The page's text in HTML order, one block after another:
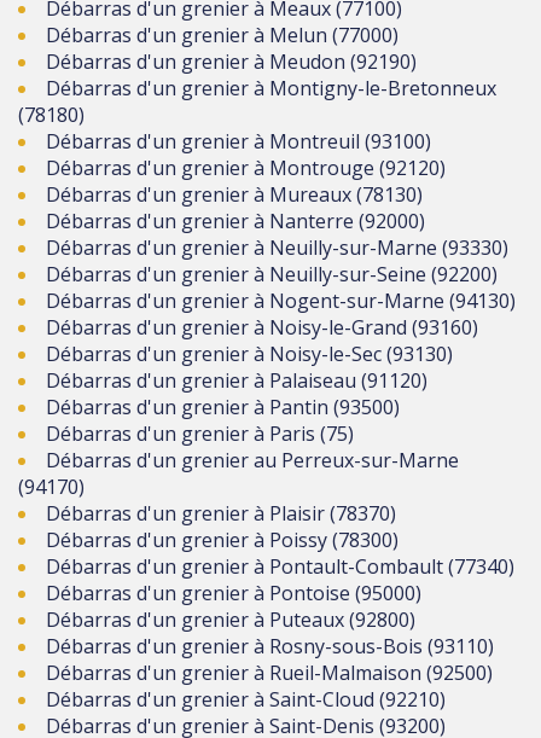
Débarras d'un grenier à Meaux (77100)
Débarras d'un grenier à Melun (77000)
Débarras d'un grenier à Meudon (92190)
Débarras d'un grenier à Montigny-le-Bretonneux
(78180)
Débarras d'un grenier à Montreuil (93100)
Débarras d'un grenier à Montrouge (92120)
Débarras d'un grenier à Mureaux (78130)
Débarras d'un grenier à Nanterre (92000)
Débarras d'un grenier à Neuilly-sur-Marne (93330)
Débarras d'un grenier à Neuilly-sur-Seine (92200)
Débarras d'un grenier à Nogent-sur-Marne (94130)
Débarras d'un grenier à Noisy-le-Grand (93160)
Débarras d'un grenier à Noisy-le-Sec (93130)
Débarras d'un grenier à Palaiseau (91120)
Débarras d'un grenier à Pantin (93500)
Débarras d'un grenier à Paris (75)
Débarras d'un grenier au Perreux-sur-Marne
(94170)
Débarras d'un grenier à Plaisir (78370)
Débarras d'un grenier à Poissy (78300)
Débarras d'un grenier à Pontault-Combault (77340)
Débarras d'un grenier à Pontoise (95000)
Débarras d'un grenier à Puteaux (92800)
Débarras d'un grenier à Rosny-sous-Bois (93110)
Débarras d'un grenier à Rueil-Malmaison (92500)
Débarras d'un grenier à Saint-Cloud (92210)
Débarras d'un grenier à Saint-Denis (93200)